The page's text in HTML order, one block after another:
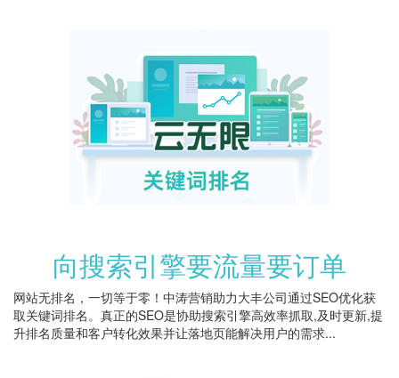
向搜索引擎要流量要订单
网站无排名，一切等于零！中涛营销助力大丰公司通过SEO优化获
取关键词排名。真正的SEO是协助搜索引擎高效率抓取,及时更新,提
升排名质量和客户转化效果并让落地页能解决用户的需求...